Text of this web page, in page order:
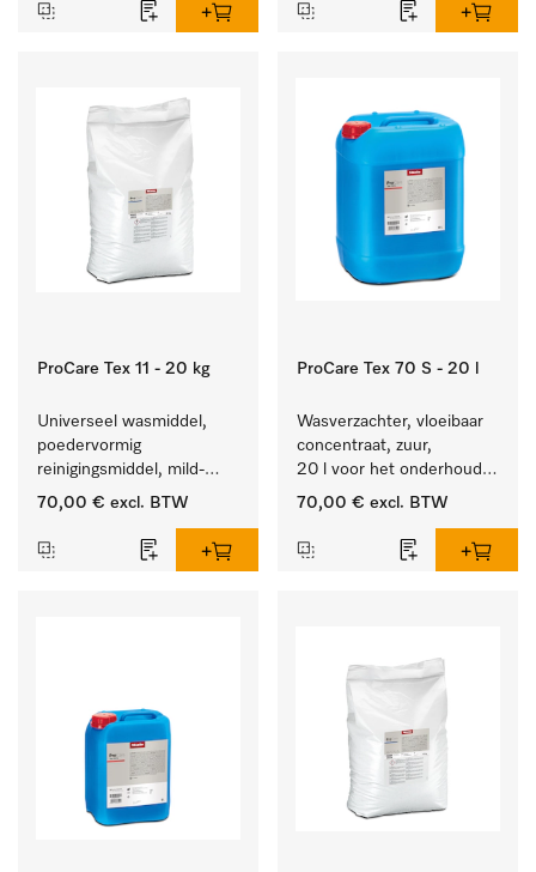
ProCare Tex 11 - 20 kg
Universeel wasmiddel,
poedervormig
reinigingsmiddel, mild-
alkalisch, 20 kg voor het
en kleurechte bonte was.
70,00 € excl. BTW
ProCare Tex 70 S - 20 l
Wasverzachter, vloeibaar
concentraat, zuur,
20 l voor het onderhoud
van vezels zodat het
70,00 € excl. BTW